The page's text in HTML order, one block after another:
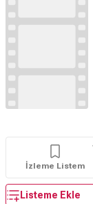
İzleme Listem
Listeme Ekle